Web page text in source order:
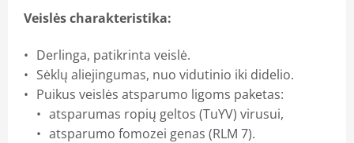
Veislės charakteristika:
Derlinga, patikrinta veislė.
Sėklų aliejingumas, nuo vidutinio iki didelio.
Puikus veislės atsparumo ligoms paketas:
atsparumas ropių geltos (TuYV) virusui,
atsparumo fomozei genas (RLM 7).